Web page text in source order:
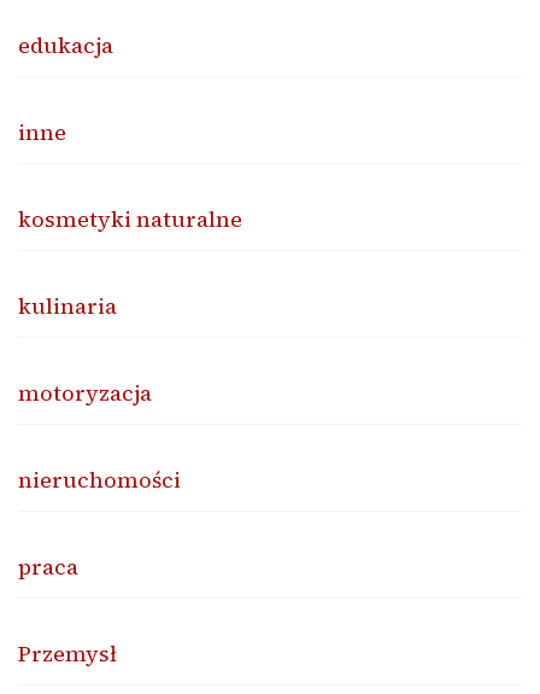
edukacja
inne
kosmetyki naturalne
kulinaria
motoryzacja
nieruchomości
praca
Przemysł